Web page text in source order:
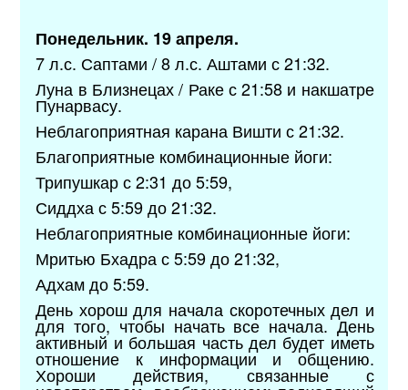
Понедельник. 19 апреля.
7 л.с. Саптами / 8 л.с. Аштами с 21:32.
Луна в Близнецах / Раке с 21:58 и накшатре
Пунарвасу.
Неблагоприятная карана Вишти с 21:32.
Благоприятные комбинационные йоги:
Трипушкар с 2:31 до 5:59,
Сиддха с 5:59 до 21:32.
Неблагоприятные комбинационные йоги:
Мритью Бхадра с 5:59 до 21:32,
Адхам до 5:59.
День хорош для начала скоротечных дел и
для того, чтобы начать все начала. День
активный и большая часть дел будет иметь
отношение к информации и общению.
Хороши действия, связанные с